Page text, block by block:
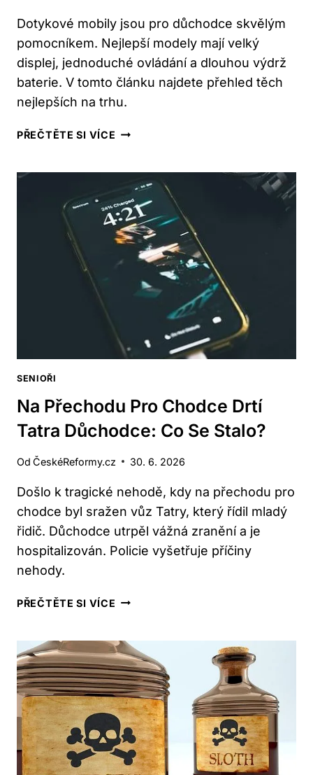
Dotykové mobily jsou pro důchodce skvělým
pomocníkem. Nejlepší modely mají velký
displej, jednoduché ovládání a dlouhou výdrž
baterie. V tomto článku najdete přehled těch
nejlepších na trhu.
PŘEČTĚTE SI VÍCE DOTYKOVÝ
DŮCHODCE:
NEJLEPŠÍ
MODELY
SENIOŘI
Na Přechodu Pro Chodce Drtí
Tatra Důchodce: Co Se Stalo?
Od ČeskéReformy.cz 30. 6. 2026
Došlo k tragické nehodě, kdy na přechodu pro
chodce byl sražen vůz Tatry, který řídil mladý
řidič. Důchodce utrpěl vážná zranění a je
hospitalizován. Policie vyšetřuje příčiny
nehody.
PŘEČTĚTE SI VÍCE NA
CHODCE
DRTÍ
TATRA
DŮCHODCE:
CO
SE
STALO?